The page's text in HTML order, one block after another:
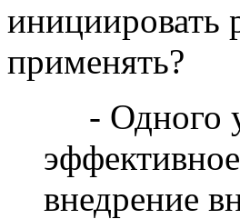
инициировать
применять?
- Одного
внедрение